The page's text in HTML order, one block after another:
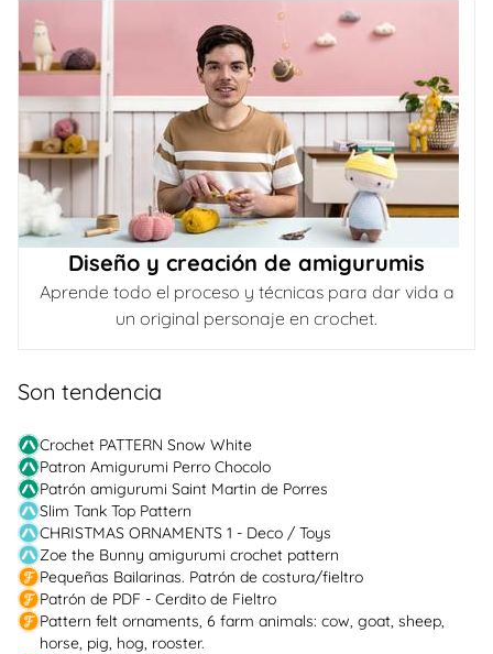
Diseño y creación de amigurumis
Aprende todo el proceso y técnicas para dar vida a
un original personaje en crochet.
Son tendencia
Crochet PATTERN Snow White
Patron Amigurumi Perro Chocolo
Patrón amigurumi Saint Martin de Porres
Slim Tank Top Pattern
CHRISTMAS ORNAMENTS 1 - Deco / Toys
Zoe the Bunny amigurumi crochet pattern
Pequeñas Bailarinas. Patrón de costura/fieltro
Patrón de PDF - Cerdito de Fieltro
Pattern felt ornaments, 6 farm animals: cow, goat, sheep,
horse, pig, hog, rooster.